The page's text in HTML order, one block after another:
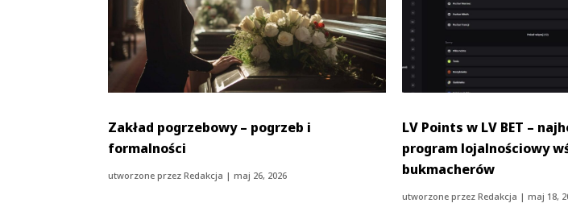
Zakład pogrzebowy – pogrzeb i
formalności
utworzone przezRedakcja |maj 26, 2026
LV Points w LV BET –
program lojalnościowy
bukmacherów
utworzone przezRedakcja |maj 18,